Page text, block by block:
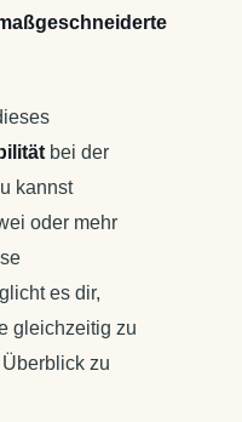
bei der
kannst
oder mehr
es dir,
gleichzeitig zu
zu